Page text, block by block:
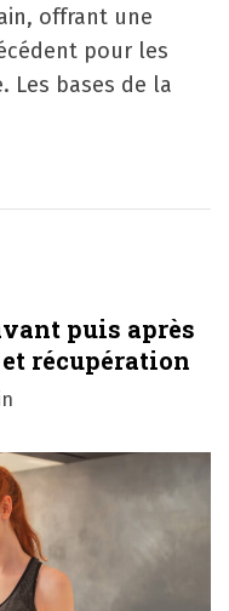
offrant une
pour les
Les bases de la
puis après
récupération